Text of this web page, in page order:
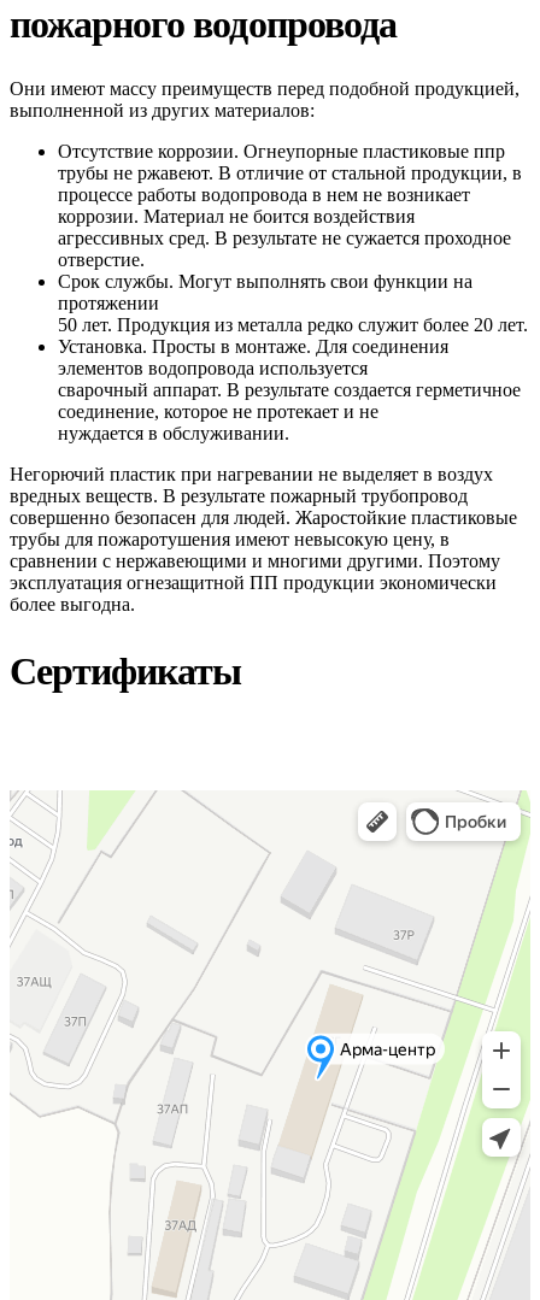
пожарного водопровода
Они имеют массу преимуществ перед подобной продукцией,
выполненной из других материалов:
Отсутствие коррозии. Огнеупорные пластиковые ппр
трубы не ржавеют. В отличие от стальной продукции, в
процессе работы водопровода в нем не возникает
коррозии. Материал не боится воздействия
агрессивных сред. В результате не сужается проходное
отверстие.
Срок службы. Могут выполнять свои функции на
протяжении
50 лет. Продукция из металла редко служит более 20 лет.
Установка. Просты в монтаже. Для соединения
элементов водопровода используется
сварочный аппарат. В результате создается герметичное
соединение, которое не протекает и не
нуждается в обслуживании.
Негорючий пластик при нагревании не выделяет в воздух
вредных веществ. В результате пожарный трубопровод
совершенно безопасен для людей. Жаростойкие пластиковые
трубы для пожаротушения имеют невысокую цену, в
сравнении с нержавеющими и многими другими. Поэтому
эксплуатация огнезащитной ПП продукции экономически
более выгодна.
Сертификаты